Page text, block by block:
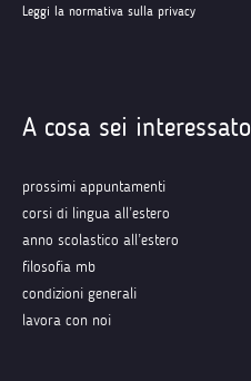
Leggi la normativa sulla privacy
A cosa sei
prossimi appuntamenti
corsi di lingua all’estero
anno scolastico all’estero
filosofia mb
condizioni generali
lavora con noi